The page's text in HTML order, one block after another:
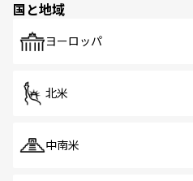
で、ホーカーズは地元
国と地域
ヨーロッパ
北米
中南米